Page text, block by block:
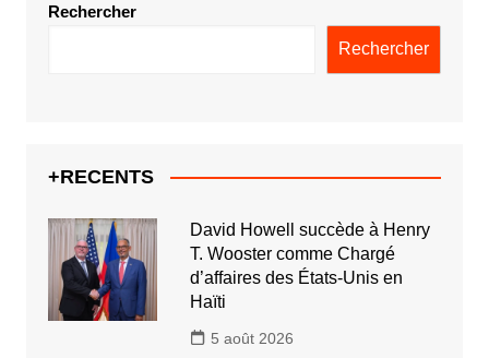
Rechercher
Rechercher
+RECENTS
David Howell succède à Henry
T. Wooster comme Chargé
d’affaires des États-Unis en
Haïti
5 août 2026